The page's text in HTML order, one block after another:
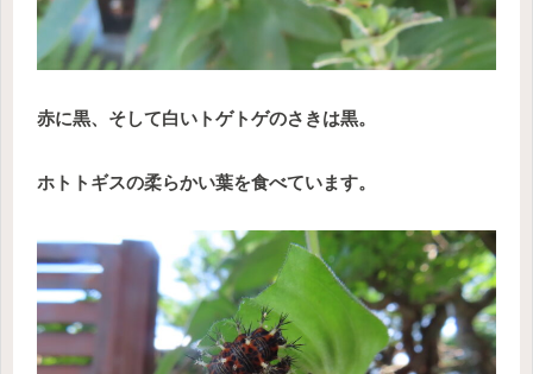
赤に黒、そして白いトゲトゲのさきは黒。
ホトトギスの柔らかい葉を食べています。